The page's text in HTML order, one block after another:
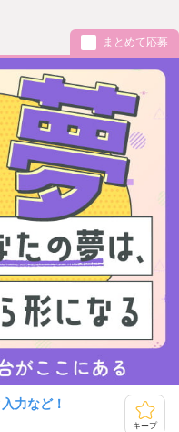
まとめて応募
力など！
キープ